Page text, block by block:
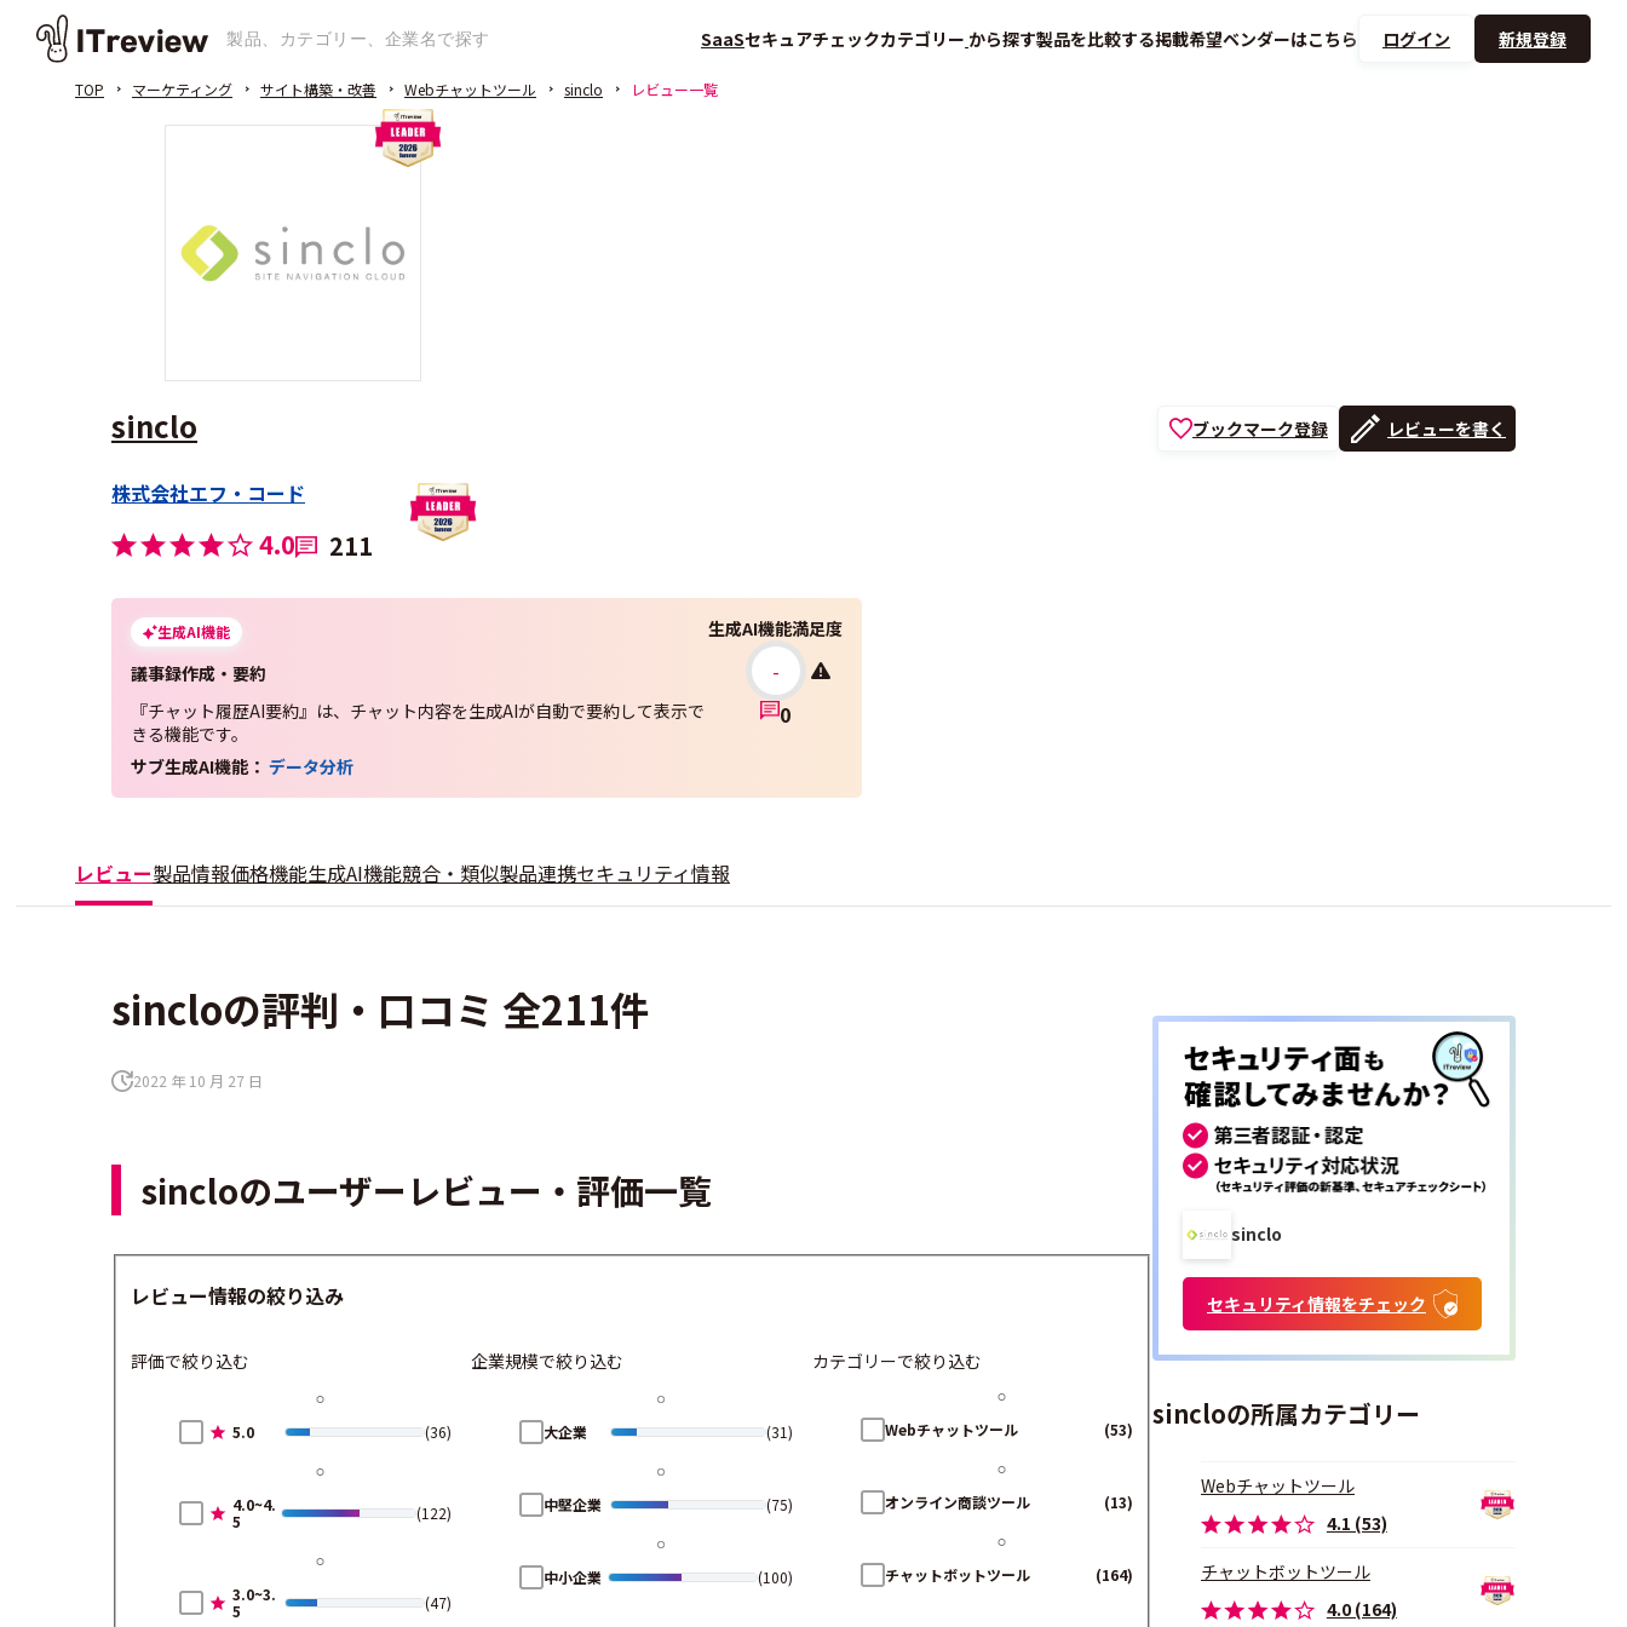
SaaSセキュアチェックカテゴリー から探す製品を比較する掲載希望ベンダーはこちら ログイン 新規登録
TOP マーケティング サイト構築・改善 Webチャットツール sinclo レビュー一覧
sinclo
株式会社エフ・コード
4.0 211
生成AI機能
議事録作成・要約
『チャット履歴AI要約』は、チャット内容を生成AIが自動で要約して表示で
きる機能です。
生成AI機能満足度
-
0
サブ生成AI機能： データ分析
ブックマーク登録 レビューを書く
レビュー製品情報価格機能生成AI機能競合・類似製品連携セキュリティ情報
sincloの評判・口コミ 全211件
2022 年 10 月 27 日
sincloのユーザーレビュー・評価一覧
レビュー情報の絞り込み
評価で絞り込む
5.0 (36)
4.0~4.
5
(122)
3.0~3.
5
(47)
企業規模で絞り込む
大企業 (31)
中堅企業 (75)
中小企業 (100)
カテゴリーで絞り込む
Webチャットツール (53)
オンライン商談ツール (13)
チャットボットツール (164)
sinclo
セキュリティ情報をチェック
sincloの所属カテゴリー
Webチャットツール
4.1 (53)
チャットボットツール
4.0 (164)